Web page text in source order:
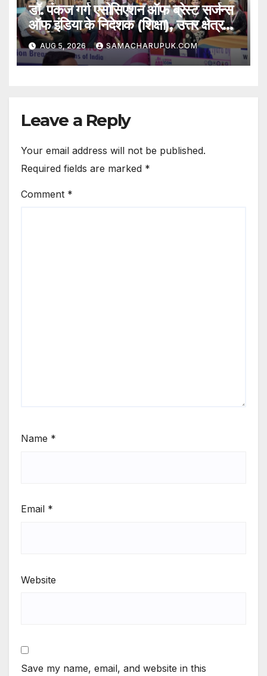
डॉ. पंकज गर्ग एसोसिएशन ऑफ ब्रेस्ट सर्जन्स
ऑफ इंडिया के निदेशक (शिक्षा), उत्तर क्षेत्र
निर्वाचित
AUG 5, 2026 SAMACHARUPUK.COM
Leave a Reply
Your email address will not be published.
Required fields are marked *
Comment *
Name *
Email *
Website
Save my name, email, and website in this